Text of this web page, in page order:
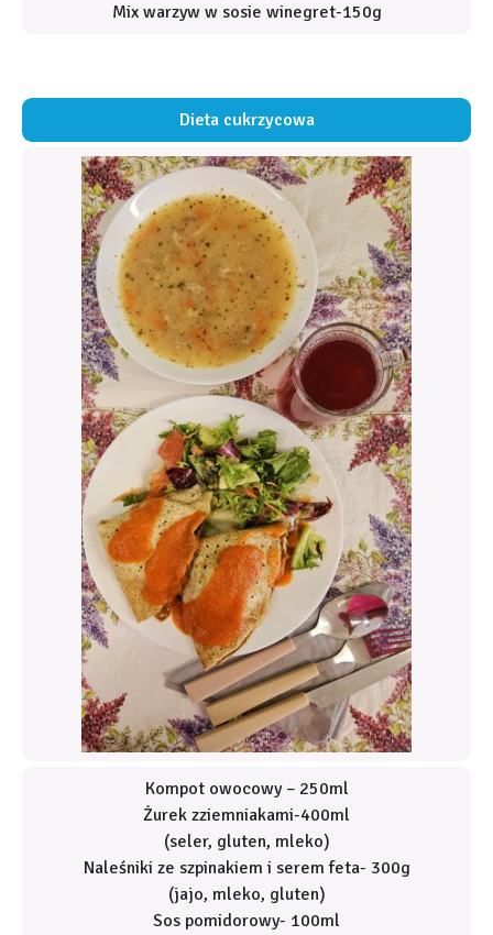
Mix warzyw w sosie winegret-150g
Dieta cukrzycowa
Kompot owocowy – 250ml
Żurek zziemniakami-400ml
(seler, gluten, mleko)
Naleśniki ze szpinakiem i serem feta- 300g
(jajo, mleko, gluten)
Sos pomidorowy- 100ml